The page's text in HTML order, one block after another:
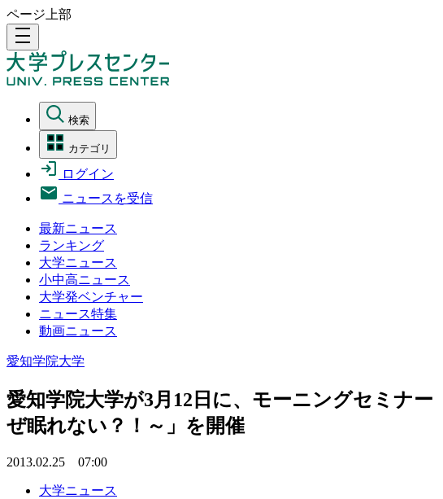
ページ上部
density_medium
検索
カテゴリ
ログイン
ニュースを受信
最新ニュース
ランキング
大学ニュース
小中高ニュース
大学発ベンチャー
ニュース特集
動画ニュース
愛知学院大学
愛知学院大学が3月12日に、モーニングセミナ
ぜ眠れない？！～」を開催
2013.02.25 07:00
大学ニュース